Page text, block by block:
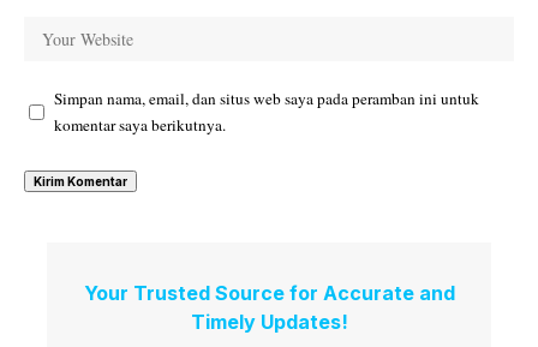
Simpan nama, email, dan situs web saya pada peramban ini untuk
komentar saya berikutnya.
Your Trusted Source for Accurate and
Timely Updates!